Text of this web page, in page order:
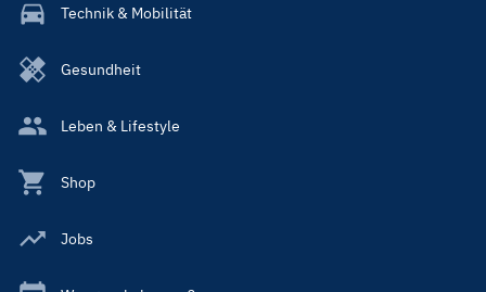
Technik & Mobilität
Gesundheit
Leben & Lifestyle
Shop
Jobs